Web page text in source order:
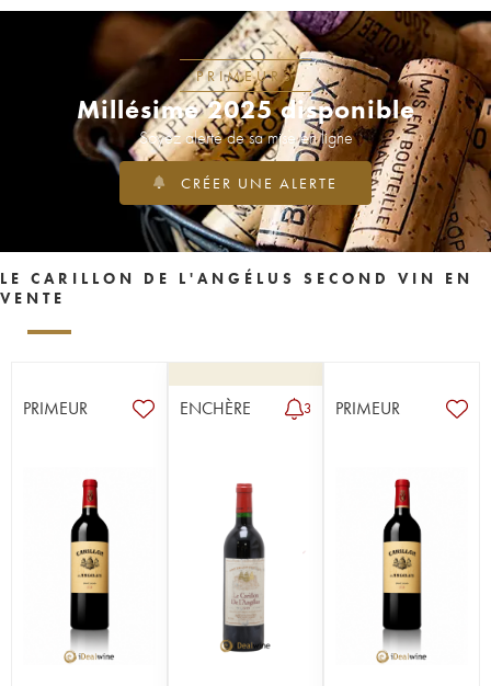
PRIMEURS
Millésime 2025 disponible
Soyez alerté de sa mise en ligne
CRÉER UNE ALERTE
LE CARILLON DE L'ANGÉLUS SECOND VIN EN
VENTE
PRIMEUR ENCHÈRE 3 PRIMEUR